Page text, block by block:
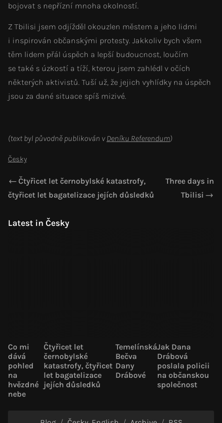
bojovat s nepřízní mnoha okolností.
Z Tbilisi jsem odjížděl okouzlen městem a jeho lidmi
i inspirován občanskými protesty. Jakkoliv bych všem
těm lidem přál úspěch a lepší budoucnost, loučím
se také s úzkostí a tíží, kterou jsem zahlédl v očích
některých aktivistů. Tuší už, že jejich vyhlídky na úspěch
jsou za dané situace spíš mizivé.
(text byl původně publikován vDeníku Referendum)
Česky
Čtyřicet let černobylské katastrofy,
čtyřicet let bagatelizace jejích důsledků
Three days in
Tbilisi
Latest in Česky
Co mi
dává
pohled
na
hvězdné
nebe
Čtyřicet let
černobylské
katastrofy, čtyřicet
let bagatelizace
jejích důsledků
Temelínská
Bečva
Dany
Drábové
Jak Dana
Drábová
poslala policii
na občanskou
společnost